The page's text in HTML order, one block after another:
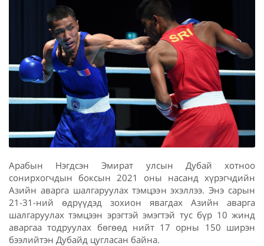
Арабын Нэгдсэн Эмират улсын Дубай хотноо
сонирхогчдын боксын 2021 оны насанд хүрэгчдийн
Азийн аварга шалгаруулах тэмцээн эхэллээ. Энэ сарын
21-31-ний өдрүүдэд зохион явагдах Азийн аварга
шалгаруулах тэмцээн эрэгтэй эмэгтэй тус бүр 10 жинд
аваргаа тодруулах бөгөөд нийт 17 орны 150 ширэн
бээлийтэн Дубайд цугласан байна.